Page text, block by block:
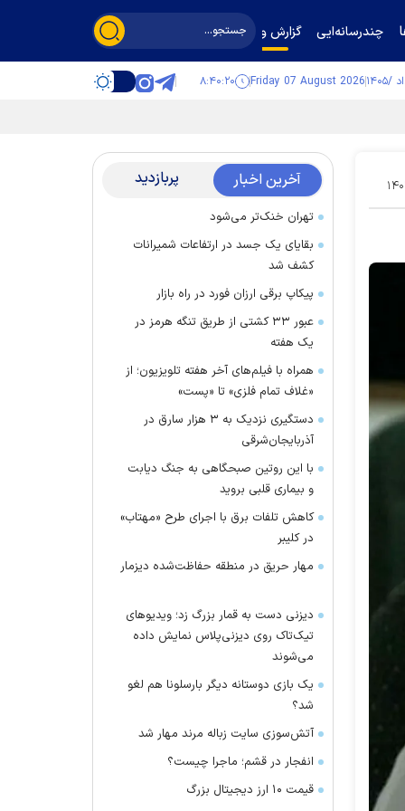
چندرسانه‌ایی گزارش و گفت‌وگو
Friday 07 August 2026 ۸:۴۰:۲۱
۲۸ آخرین اخبار پربازدید
تهران خنک‌تر می‌شود
بقایای یک جسد در ارتفاعات شمیرانات
کشف شد
پیکاپ برقی ارزان فورد در راه بازار
عبور ۳۳ کشتی از طریق تنگه هرمز در
یک هفته
همراه با فیلم‌های آخر هفته تلویزیون؛ از
«غلاف تمام فلزی» تا «پست»
دستگیری نزدیک به ۳ هزار سارق در
آذربایجان‌شرقی
با این روتین صبحگاهی به جنگ دیابت
و بیماری قلبی بروید
کاهش تلفات برق با اجرای طرح «مهتاب»
در کلیبر
مهار حریق در منطقه حفاظت‌شده دیزمار
دیزنی دست به قمار بزرگ زد؛ ویدیو‌های
تیک‌تاک روی دیزنی‌پلاس نمایش داده
می‌شوند
یک بازی دوستانه دیگر بارسلونا هم لغو
شد؟
آتش‌سوزی سایت زباله مرند مهار شد
انفجار در قشم؛ ماجرا چیست؟
قیمت ۱۰ ارز دیجیتال بزرگ